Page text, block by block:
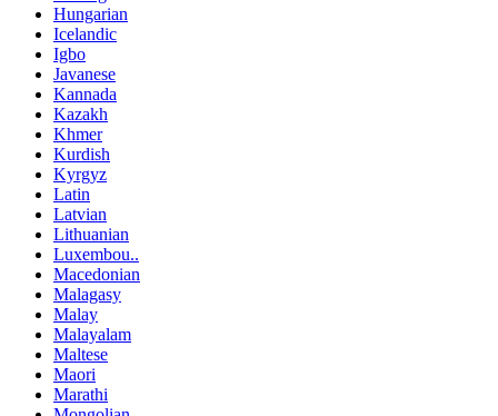
Hungarian
Icelandic
Igbo
Javanese
Kannada
Kazakh
Khmer
Kurdish
Kyrgyz
Latin
Latvian
Lithuanian
Luxembou..
Macedonian
Malagasy
Malay
Malayalam
Maltese
Maori
Marathi